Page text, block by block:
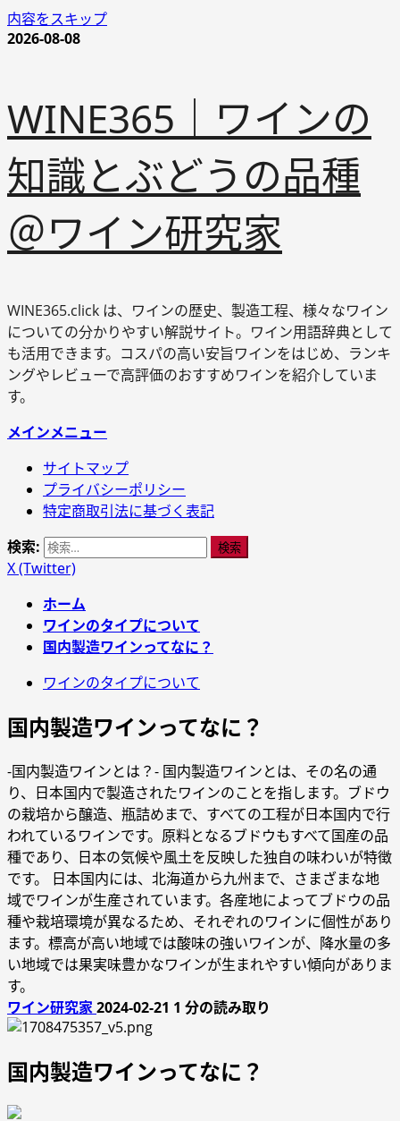
内容をスキップ
2026-08-08
WINE365｜ワインの
知識とぶどうの品種
＠ワイン研究家
WINE365.click は、ワインの歴史、製造工程、様々なワイン
についての分かりやすい解説サイト。ワイン用語辞典として
も活用できます。コスパの高い安旨ワインをはじめ、ランキ
ングやレビューで高評価のおすすめワインを紹介していま
す。
メインメニュー
サイトマップ
プライバシーポリシー
特定商取引法に基づく表記
検索:
X (Twitter)
ホーム
ワインのタイプについて
国内製造ワインってなに？
ワインのタイプについて
国内製造ワインってなに？
-国内製造ワインとは？- 国内製造ワインとは、その名の通
り、日本国内で製造されたワインのことを指します。ブドウ
の栽培から醸造、瓶詰めまで、すべての工程が日本国内で行
われているワインです。原料となるブドウもすべて国産の品
種であり、日本の気候や風土を反映した独自の味わいが特徴
です。 日本国内には、北海道から九州まで、さまざまな地
域でワインが生産されています。各産地によってブドウの品
種や栽培環境が異なるため、それぞれのワインに個性があり
ます。標高が高い地域では酸味の強いワインが、降水量の多
い地域では果実味豊かなワインが生まれやすい傾向がありま
す。
ワイン研究家2024-02-21 1 分の読み取り
国内製造ワインってなに？